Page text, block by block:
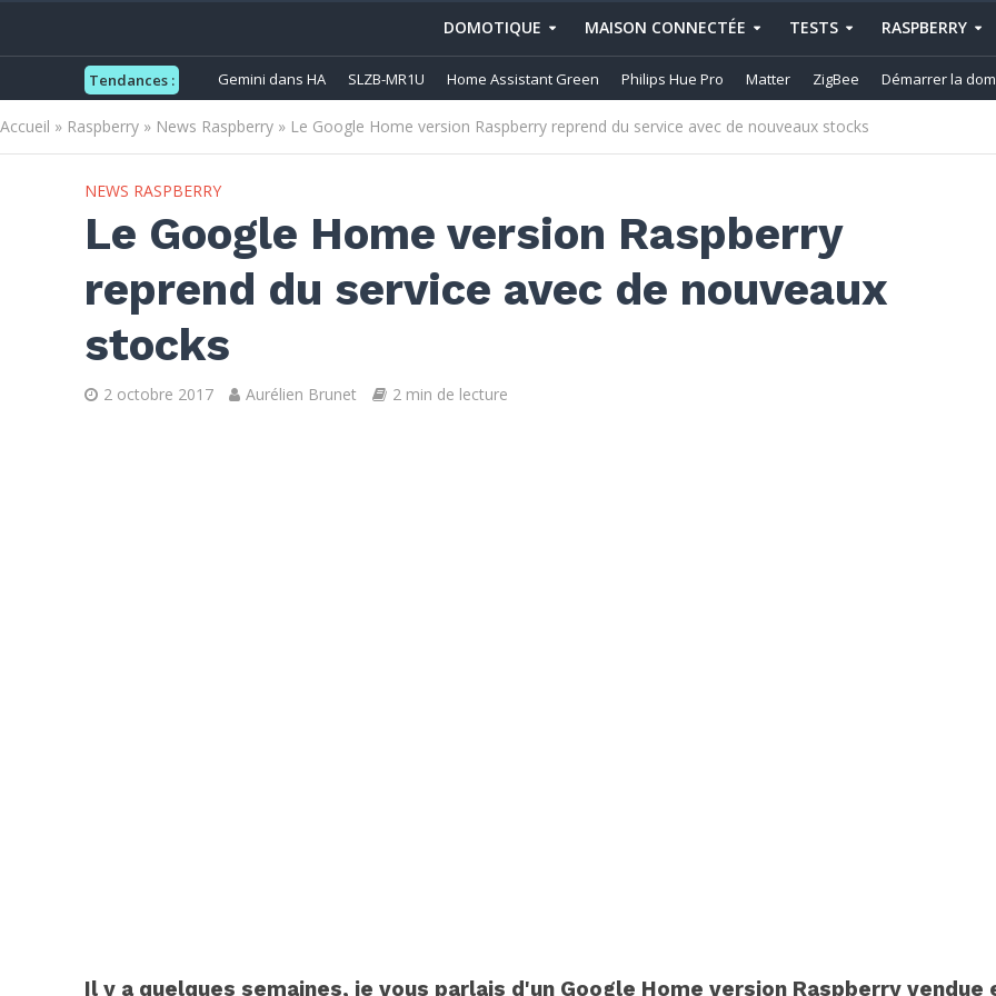
DOMOTIQUE MAISON CONNECTÉE TESTS RASPBERRY
Tendances : Gemini dans HA SLZB-MR1U Home Assistant Green Philips Hue Pro Matter ZigBee Démarrer la
Accueil » Raspberry » News Raspberry » Le Google Home version Raspberry reprend du service avec de nouveaux stocks
NEWS RASPBERRY
Le Google Home version Raspberry
reprend du service avec de nouveaux
stocks
2 octobre 2017 Aurélien Brunet 2 min de lecture
Il y a quelques semaines, je vous parlais d'un Google Home version Raspberry vendue